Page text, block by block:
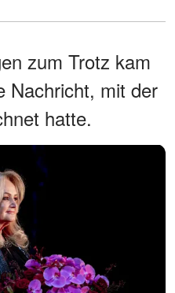
zum Trotz kam
Nachricht, mit der
hatte.